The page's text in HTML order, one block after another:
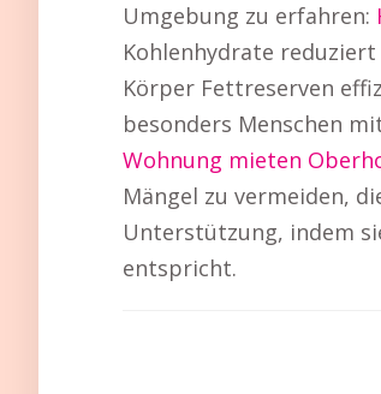
Umgebung zu erfahren:
Kohlenhydrate
Körper Fettreserven
besonders Menschen
Wohnung mieten
Mängel zu vermeiden,
Unterstützung, indem
entspricht.